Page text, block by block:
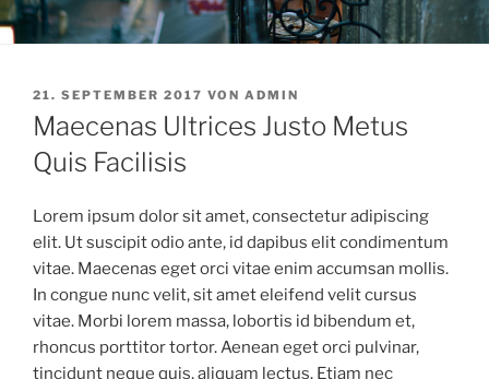
VERÖFFENTLICHT
AM
21. SEPTEMBER 2017 VON ADMIN
Maecenas Ultrices Justo Metus
Quis Facilisis
Lorem ipsum dolor sit amet, consectetur adipiscing
elit. Ut suscipit odio ante, id dapibus elit condimentum
vitae. Maecenas eget orci vitae enim accumsan mollis.
In congue nunc velit, sit amet eleifend velit cursus
vitae. Morbi lorem massa, lobortis id bibendum et,
rhoncus porttitor tortor. Aenean eget orci pulvinar,
tincidunt neque quis, aliquam lectus. Etiam nec